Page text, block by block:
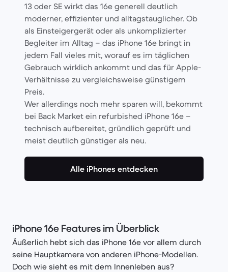
13 oder SE wirkt das 16e generell deutlich
moderner, effizienter und alltagstauglicher. Ob
als Einsteigergerät oder als unkomplizierter
Begleiter im Alltag – das iPhone 16e bringt in
jedem Fall vieles mit, worauf es im täglichen
Gebrauch wirklich ankommt und das für Apple-
Verhältnisse zu vergleichsweise günstigem
Preis.
Wer allerdings noch mehr sparen will, bekommt
bei Back Market ein refurbished iPhone 16e –
technisch aufbereitet, gründlich geprüft und
meist deutlich günstiger als neu.
Alle iPhones entdecken
iPhone 16e Features im Überblick
Äußerlich hebt sich das iPhone 16e vor allem durch
seine Hauptkamera von anderen iPhone-Modellen.
Doch wie sieht es mit dem Innenleben aus?